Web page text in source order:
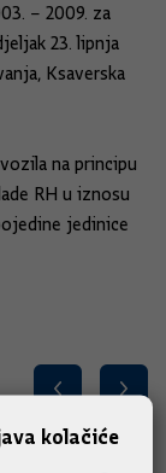
– 2009. za
23. lipnja
Ksaverska
na principu
RH u iznosu
jedinice
kolačiće